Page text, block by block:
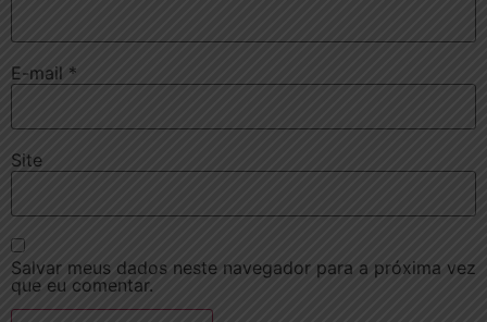
E-mail *
Site
Salvar meus dados neste navegador para a próxima vez
que eu comentar.